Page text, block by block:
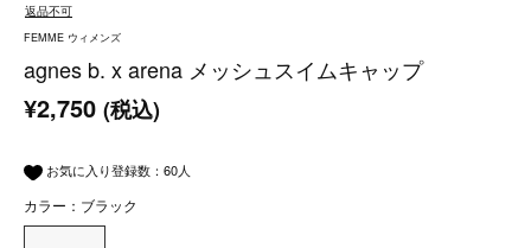
返品不可
FEMME ウィメンズ
agnes b. x arena メッシュスイムキャップ
¥2,750 (税込)
お気に入り登録数： 60人
カラー：ブラック